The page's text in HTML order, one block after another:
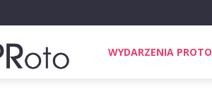
WYDARZENIA PROTO